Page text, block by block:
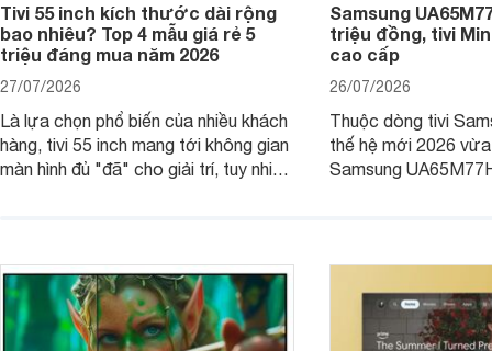
Tivi 55 inch kích thước dài rộng
bao nhiêu? Top 4 mẫu giá rẻ 5
triệu đáng mua năm 2026
27/07/2026
Là lựa chọn phổ biến của nhiều khách
hàng, tivi 55 inch mang tới không gian
màn hình đủ "đã" cho giải trí, tuy nhiên
dùng cho phòng bao nhiêu m2?
Samsung
triệu đồng, tivi
cao cấp
26/07/2026
Thuộc dòng tivi
thế hệ mới 2026
Samsung